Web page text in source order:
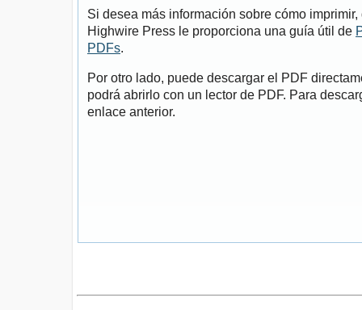
Si desea más información sobre cómo
Highwire Press le proporciona una guía útil de
PDFs.
Por otro lado, puede descargar el PDF
podrá abrirlo con un lector de PDF. Para
enlace anterior.